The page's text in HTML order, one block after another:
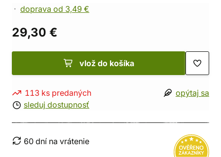
doprava od 3,49 €
29,30 €
vlož do košíka
113 ks predaných
sleduj dostupnosť
opýtaj sa
60 dní na vrátenie